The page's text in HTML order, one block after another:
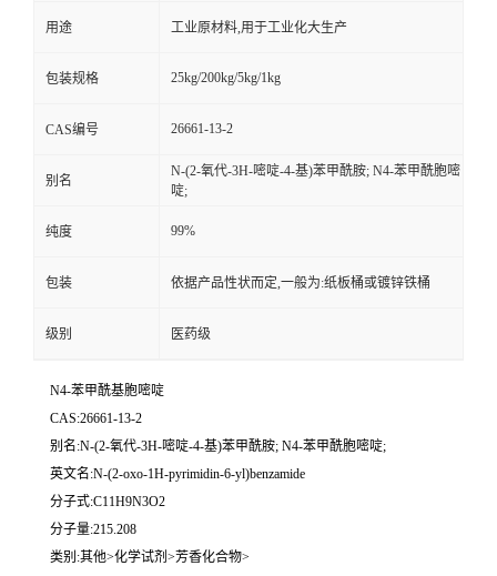
用途 工业原材料,用于工业化大生产
包装规格 25kg/200kg/5kg/1kg
CAS编号 26661-13-2
别名
N-(2-氧代-3H-嘧啶-4-基)苯甲酰胺; N4-苯甲酰胞嘧
啶;
纯度 99%
包装 依据产品性状而定,一般为:纸板桶或镀锌铁桶
级别 医药级
N4-苯甲酰基胞嘧啶
CAS:26661-13-2
别名:N-(2-氧代-3H-嘧啶-4-基)苯甲酰胺; N4-苯甲酰胞嘧啶;
英文名:N-(2-oxo-1H-pyrimidin-6-yl)benzamide
分子式:C11H9N3O2
分子量:215.208
类别:其他>化学试剂>芳香化合物>